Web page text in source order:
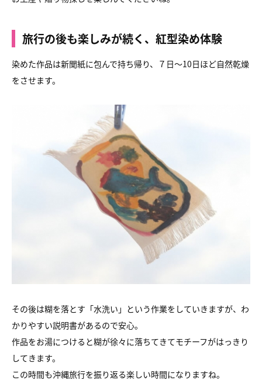
旅行の後も楽しみが続く、紅型染め体験
染めた作品は新聞紙に包んで持ち帰り、７日～10日ほど自然乾燥
をさせます。
その後は糊を落とす「水洗い」という作業をしていきますが、わ
かりやすい説明書があるので安心。
作品をお湯につけると糊が徐々に落ちてきてモチーフがはっきり
してきます。
この時間も沖縄旅行を振り返る楽しい時間になりますね。